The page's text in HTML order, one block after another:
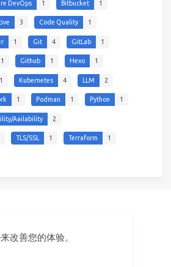
改善您的体验。
DevOps 1 Bitbucket 1
3 Code Quality 1
1 Git 4 GitLab 1
1 Github 1 Hexo 1
1 Kubernetes 4 LLM 2
1 Podman 1 Python 1
Aailability 2
TLS/SSL 1 Terraform 1
Powered byHexo